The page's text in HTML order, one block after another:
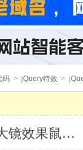
码 > jQuery特效 >
jquery 图片放大镜 图片类似放大镜效果鼠标滑过小图异步加载中图、大图_jQuery图片放大镜